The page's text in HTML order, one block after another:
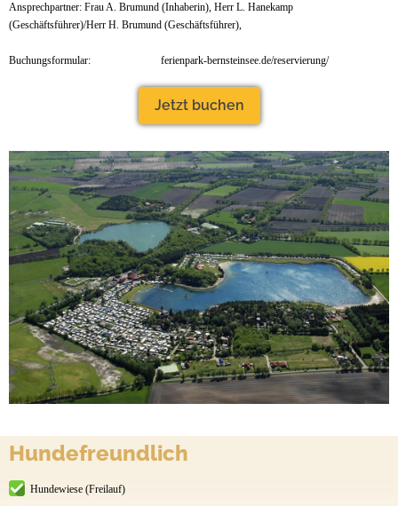
Ansprechpartner: Frau A. Brumund (Inhaberin), Herr L. Hanekamp
(Geschäftsführer)/Herr H. Brumund (Geschäftsführer),
Buchungsformular: ferienpark-bernsteinsee.de/reservierung/
Jetzt buchen
Hundefreundlich
Hundewiese (Freilauf)